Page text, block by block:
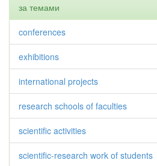
за темами
conferences
exhibitions
international projects
research schools of faculties
scientific activities
scientific-research work of students